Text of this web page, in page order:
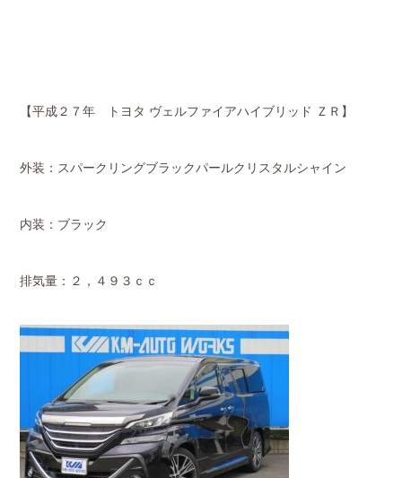
【平成２７年 トヨタ ヴェルファイアハイブリッド ＺＲ】
外装：スパークリングブラックパールクリスタルシャイン
内装：ブラック
排気量：２，４９３ｃｃ